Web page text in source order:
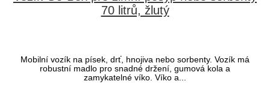
70 litrů, žlutý
Mobilní vozík na písek, drť, hnojiva nebo sorbenty. Vozík má
robustní madlo pro snadné držení, gumová kola a
zamykatelné víko. Víko a...